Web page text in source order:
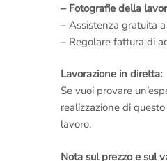
– Fotografie della
– Assistenza gratuita
– Regolare fattura di
Lavorazione in diretta:
Se vuoi provare
realizzazione di questo
lavoro.
Nota sul prezzo e sul